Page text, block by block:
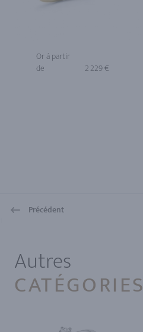
Or à partir
de
2 229 €
Précédent
Autres
CATÉGORIES